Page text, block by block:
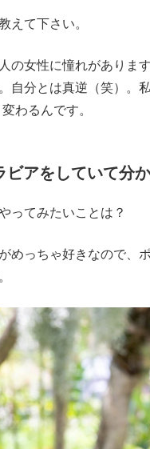
て下さい。
の女性に憧れがありま
自分とは真逆（笑）。
わるんです。
ビアをしていて分
てみたいことは？
めっちゃ好きなので、